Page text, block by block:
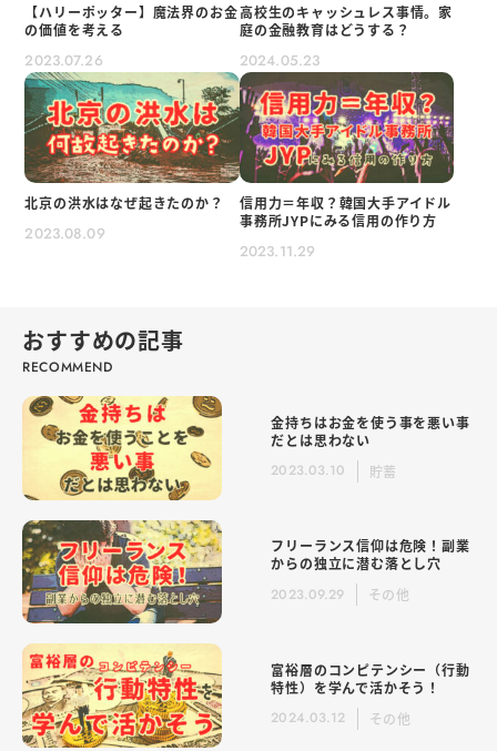
【ハリーポッター】魔法界のお金
の価値を考える
2023.07.26
高校生のキャッシュレス事情。家
庭の金融教育はどうする？
2024.05.23
北京の洪水はなぜ起きたのか？
2023.08.09
信用力＝年収？韓国大手アイドル
事務所JYPにみる信用の作り方
2023.11.29
おすすめの記事
金持ちはお金を使う事を悪い事
だとは思わない
2023.03.10 貯蓄
フリーランス信仰は危険！副業
からの独立に潜む落とし穴
2023.09.29 その他
富裕層のコンピテンシー（行動
特性）を学んで活かそう！
2024.03.12 その他